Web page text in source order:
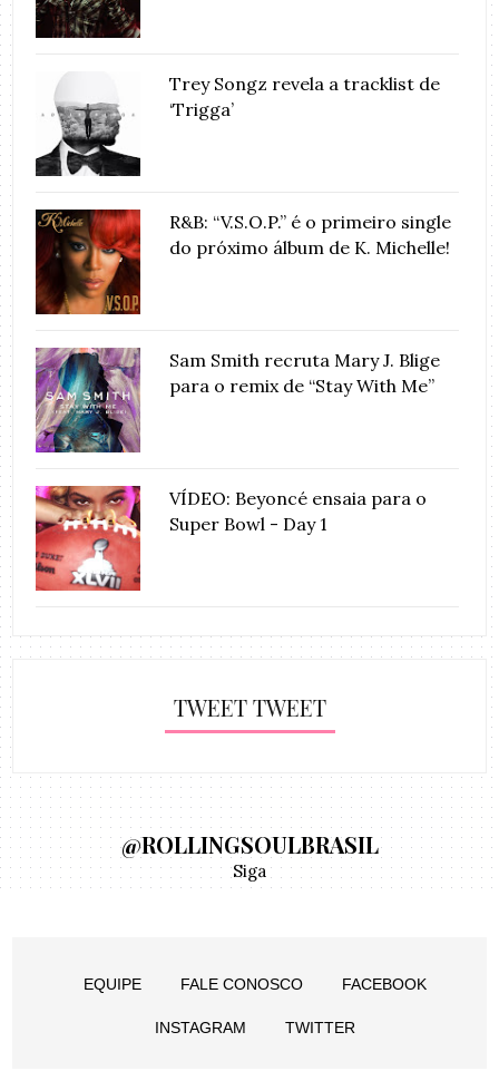
Trey Songz revela a tracklist de
‘Trigga’
R&B: “V.S.O.P.” é o primeiro single
do próximo álbum de K. Michelle!
Sam Smith recruta Mary J. Blige
para o remix de “Stay With Me”
VÍDEO: Beyoncé ensaia para o
Super Bowl - Day 1
TWEET TWEET
@ROLLINGSOULBRASIL
Siga
EQUIPE FALE CONOSCO FACEBOOK
INSTAGRAM TWITTER